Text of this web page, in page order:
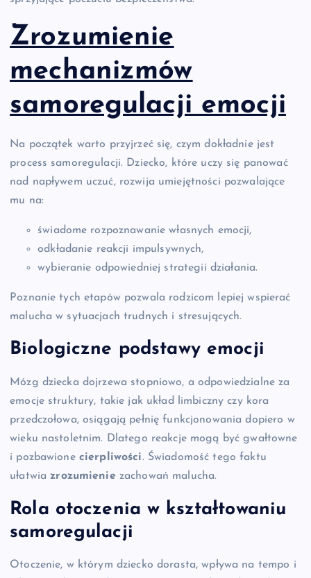
Zrozumienie
mechanizmów
samoregulacji emocji
Na początek warto przyjrzeć się, czym dokładnie jest
process samoregulacji. Dziecko, które uczy się panować
nad napływem uczuć, rozwija umiejętności pozwalające
mu na:
świadome rozpoznawanie własnych emocji,
odkładanie reakcji impulsywnych,
wybieranie odpowiedniej strategii działania.
Poznanie tych etapów pozwala rodzicom lepiej wspierać
malucha w sytuacjach trudnych i stresujących.
Biologiczne podstawy emocji
Mózg dziecka dojrzewa stopniowo, a odpowiedzialne za
emocje struktury, takie jak układ limbiczny czy kora
przedczołowa, osiągają pełnię funkcjonowania dopiero w
wieku nastoletnim. Dlatego reakcje mogą być gwałtowne
i pozbawione cierpliwości. Świadomość tego faktu
ułatwiazrozumieniezachowań malucha.
Rola otoczenia w kształtowaniu
samoregulacji
Otoczenie, w którym dziecko dorasta, wpływa na tempo i